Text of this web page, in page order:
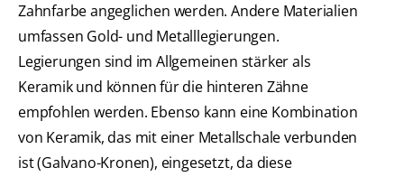
Zahnfarbe angeglichen werden. Andere Materialien
umfassen Gold- und Metalllegierungen.
Legierungen sind im Allgemeinen stärker als
Keramik und können für die hinteren Zähne
empfohlen werden. Ebenso kann eine Kombination
von Keramik, das mit einer Metallschale verbunden
ist (Galvano-Kronen), eingesetzt, da diese